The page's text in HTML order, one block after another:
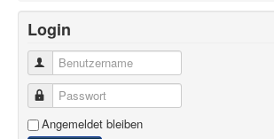
Login
Benutzername
Passwort
Angemeldet bleiben